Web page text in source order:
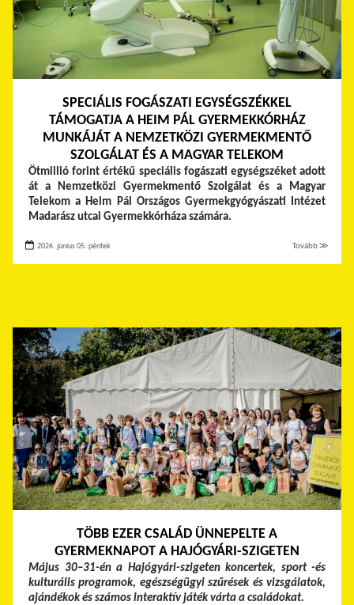
SPECIÁLIS FOGÁSZATI EGYSÉGSZÉKKEL
TÁMOGATJA A HEIM PÁL GYERMEKKÓRHÁZ
MUNKÁJÁT A NEMZETKÖZI GYERMEKMENTŐ
SZOLGÁLAT ÉS A MAGYAR TELEKOM
Ötmillió forint értékű speciális fogászati egységszéket adott
át a Nemzetközi Gyermekmentő Szolgálat és a Magyar
Telekom a Heim Pál Országos Gyermekgyógyászati Intézet
Madarász utcai Gyermekkórháza számára.
2026. június 05. péntek Tovább ≫
TÖBB EZER CSALÁD ÜNNEPELTE A
GYERMEKNAPOT A HAJÓGYÁRI-SZIGETEN
Május 30–31-én a Hajógyári-szigeten koncertek, sport -és
kulturális programok, egészségügyi szűrések és vizsgálatok,
ajándékok és számos interaktív játék várta a családokat.